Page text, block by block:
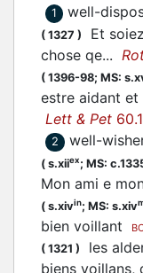
1 well-
( 1327 ) Et
chose qe...
( 1396-98; MS:
estre aidant et
Lett & Pet
2 well-
( s.xiiex; MS:
Mon ami e
( s.xivin; MS: s.xiv
bien voillant
( 1321 )
les
biens voillans,